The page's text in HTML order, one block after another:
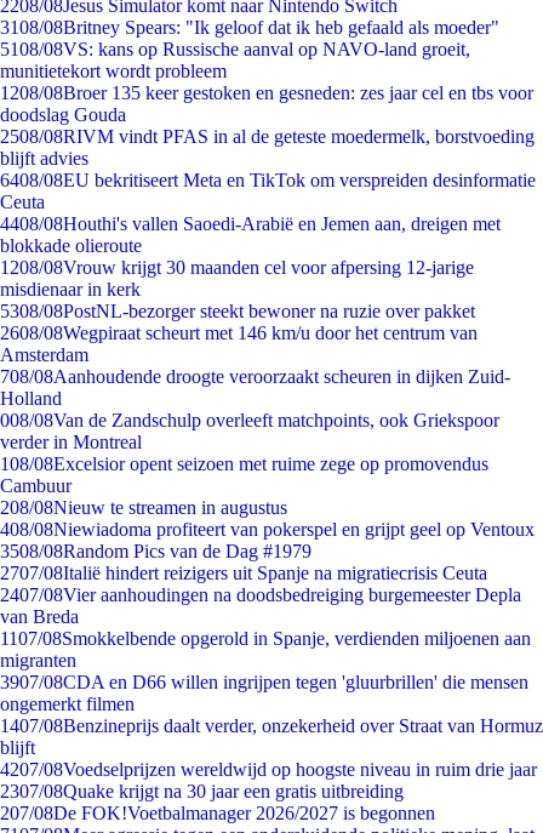
2208/08Jesus Simulator komt naar Nintendo Switch
3108/08Britney Spears: "Ik geloof dat ik heb gefaald als moeder"
5108/08VS: kans op Russische aanval op NAVO-land groeit,
munitietekort wordt probleem
1208/08Broer 135 keer gestoken en gesneden: zes jaar cel en tbs voor
doodslag Gouda
2508/08RIVM vindt PFAS in al de geteste moedermelk, borstvoeding
blijft advies
6408/08EU bekritiseert Meta en TikTok om verspreiden desinformatie
Ceuta
4408/08Houthi's vallen Saoedi-Arabië en Jemen aan, dreigen met
blokkade olieroute
1208/08Vrouw krijgt 30 maanden cel voor afpersing 12-jarige
misdienaar in kerk
5308/08PostNL-bezorger steekt bewoner na ruzie over pakket
2608/08Wegpiraat scheurt met 146 km/u door het centrum van
Amsterdam
708/08Aanhoudende droogte veroorzaakt scheuren in dijken Zuid-
Holland
008/08Van de Zandschulp overleeft matchpoints, ook Griekspoor
verder in Montreal
108/08Excelsior opent seizoen met ruime zege op promovendus
Cambuur
208/08Nieuw te streamen in augustus
408/08Niewiadoma profiteert van pokerspel en grijpt geel op Ventoux
3508/08Random Pics van de Dag #1979
2707/08Italië hindert reizigers uit Spanje na migratiecrisis Ceuta
2407/08Vier aanhoudingen na doodsbedreiging burgemeester Depla
van Breda
1107/08Smokkelbende opgerold in Spanje, verdienden miljoenen aan
migranten
3907/08CDA en D66 willen ingrijpen tegen 'gluurbrillen' die mensen
ongemerkt filmen
1407/08Benzineprijs daalt verder, onzekerheid over Straat van Hormuz
blijft
4207/08Voedselprijzen wereldwijd op hoogste niveau in ruim drie jaar
2307/08Quake krijgt na 30 jaar een gratis uitbreiding
207/08De FOK!Voetbalmanager 2026/2027 is begonnen